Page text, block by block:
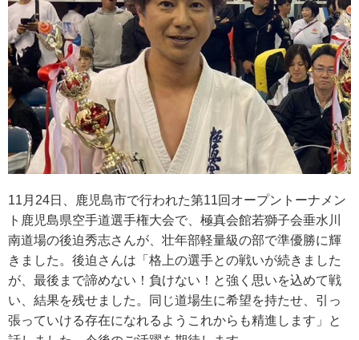
11月24日、鹿児島市で行われた第11回オープントーナメン
ト鹿児島県空手道選手権大会で、極真会館若獅子会垂水川
南道場の後迫秀志さんが、壮年部軽量級の部で準優勝に輝
きました。後迫さんは「格上の選手との戦いが続きました
が、最後まで諦めない！負けない！と強く思いを込めて戦
い、結果を残せました。同じ道場生に希望を持たせ、引っ
張っていける存在になれるようこれからも精進します」と